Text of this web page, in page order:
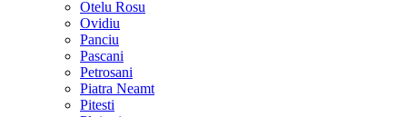
Otelu Rosu
Ovidiu
Panciu
Pascani
Petrosani
Piatra Neamt
Pitesti